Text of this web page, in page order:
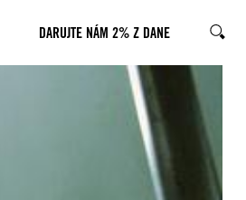
DARUJTE NÁM 2% Z DANE HĽADAŤ